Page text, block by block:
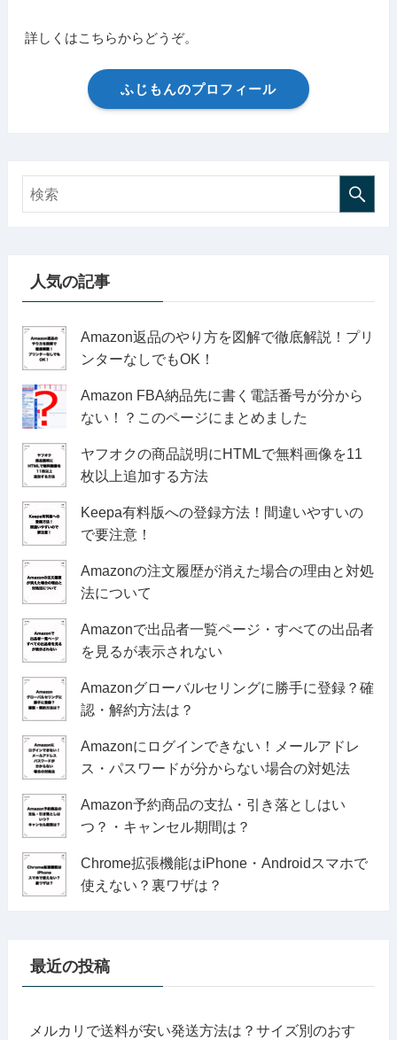
詳しくはこちらからどうぞ。
ふじもんのプロフィール
人気の記事
Amazon返品のやり方を図解で徹底解説！プリ
ンターなしでもOK！
Amazon FBA納品先に書く電話番号が分から
ない！？このページにまとめました
ヤフオクの商品説明にHTMLで無料画像を11
枚以上追加する方法
Keepa有料版への登録方法！間違いやすいの
で要注意！
Amazonの注文履歴が消えた場合の理由と対処
法について
Amazonで出品者一覧ページ・すべての出品者
を見るが表示されない
Amazonグローバルセリングに勝手に登録？確
認・解約方法は？
Amazonにログインできない！メールアドレ
ス・パスワードが分からない場合の対処法
Amazon予約商品の支払・引き落としはい
つ？・キャンセル期間は？
Chrome拡張機能はiPhone・Androidスマホで
使えない？裏ワザは？
最近の投稿
メルカリで送料が安い発送方法は？サイズ別のおす